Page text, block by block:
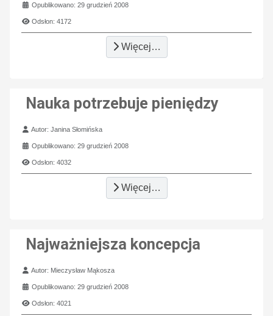
Opublikowano: 29 grudzień 2008
Odsłon: 4172
Więcej…
Nauka potrzebuje pieniędzy
Szczegóły
Autor:Janina Słomińska
Opublikowano: 29 grudzień 2008
Odsłon: 4032
Więcej…
Najważniejsza koncepcja
Szczegóły
Autor: Mieczysław Mąkosza
Opublikowano: 29 grudzień 2008
Odsłon: 4021